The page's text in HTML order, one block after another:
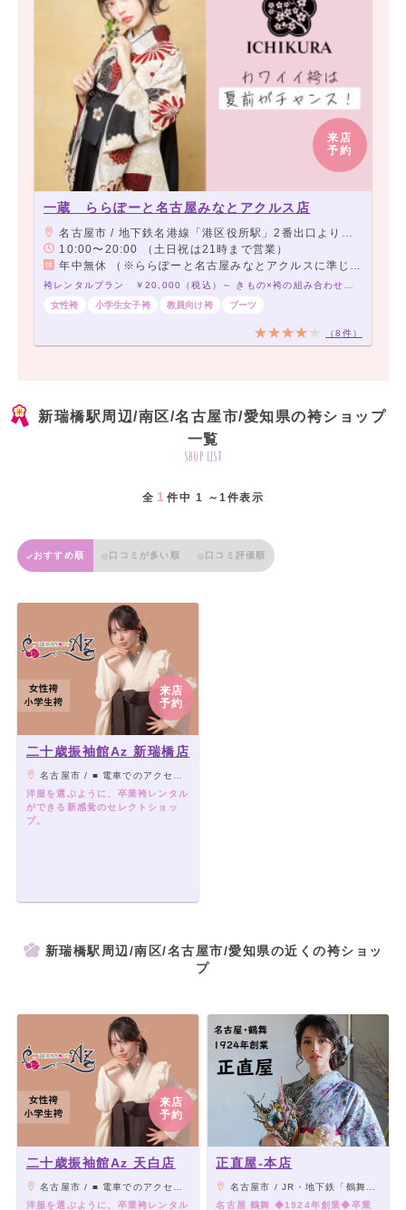
来店
予約
一蔵 ららぽーと名古屋みなとアクルス店
名古屋市 / 地下鉄名港線「港区役所駅」2番出口より徒歩2分、地下鉄名港線「東海通駅」3番出口より徒歩3分
10:00〜20:00 （土日祝は21時まで営業）
年中無休 （※ららぽーと名古屋みなとアクルスに準じます。）
女性袴
小学生女子袴 教員向け袴 ブーツ
（8件）
新瑞橋駅周辺/南区/名古屋市/愛知県の袴ショップ
一覧
shop list
全 1 件中 1 ～1件表示
おすすめ順 口コミが多い順 口コミ評価順
来店
予約
二十歳振袖館Az 新瑞橋店
名古屋市 / ■ 電車でのアクセス 地下鉄名城線・桜通線「新瑞橋駅」より徒歩約5分。 駅から近く、初めての方でも分かりやすい立地です。 ■ お車でのアクセス 名古屋市内中心部より車で約15〜20分。カーナビは「たんぽぽ保育園」の設定を推奨いたします。
洋服を選ぶように、卒業袴レンタル
ができる新感覚のセレクトショッ
プ。
新瑞橋駅周辺/南区/名古屋市/愛知県の近くの袴ショッ
プ
来店
予約
二十歳振袖館Az 天白店
名古屋市 / ■ 電車でのアクセス 地下鉄鶴舞線「植田駅」または「原駅」より徒歩約20分。 タクシーをご利用の場合は、両駅から約5分ほどで到着します。 ■ お車でのアクセス 名古屋第二環状自動車道「植田IC」より約5分。 国道302号線「島田三丁目」付近が目印です。 ※店舗には駐車場もご用意しておりますので、お車でも安心してご来店いただけます。
洋服を選ぶように、卒業袴レンタル
正直屋-本店
名古屋市 / JR・地下鉄「鶴舞」駅下車徒歩10分
名古屋 鶴舞 ◆1924年創業◆卒業